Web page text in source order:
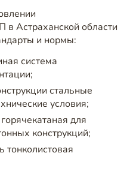
в Астраханской области
и нормы:
система
стальные
условия;
для
конструкций;
тонколистовая